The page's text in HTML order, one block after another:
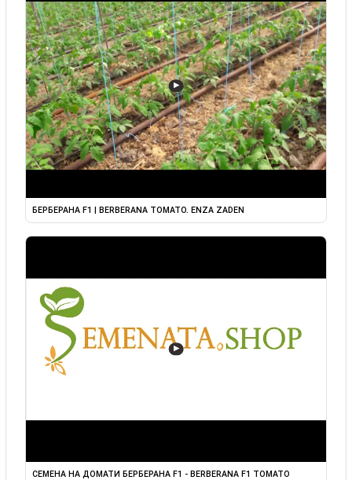
▶
БЕРБЕРАНА F1 | BERBERANA TOMATO. ENZA ZADEN
▶
СЕМЕНА НА ДОМАТИ БЕРБЕРАНА F1 - BERBERANA F1 TOMATO